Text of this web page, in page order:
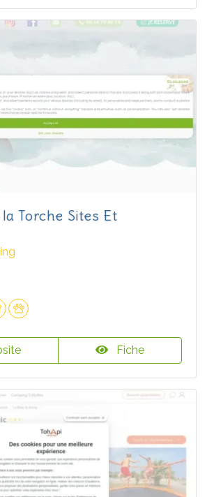
Torche Sites Et
Fiche